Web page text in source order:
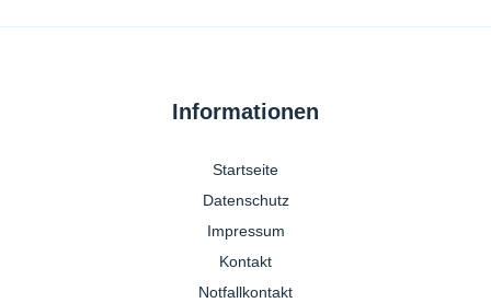
Informationen
Startseite
Datenschutz
Impressum
Kontakt
Notfallkontakt